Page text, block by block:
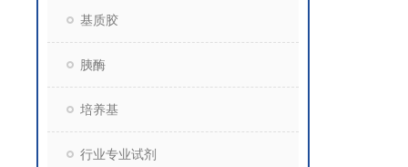
基质胶
胰酶
培养基
行业专业试剂